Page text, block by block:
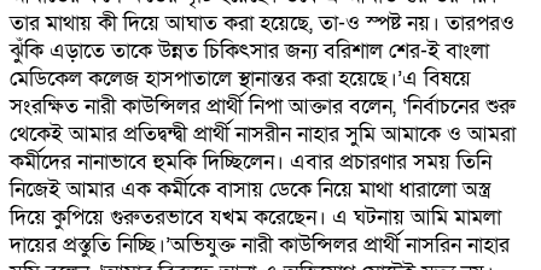
তার মাথায় কী দিয়ে আঘাত করা হয়েছে, তা-ও স্পষ্ট নয়। তারপরও
ঝুঁকি এড়াতে তাকে উন্নত চিকিৎসার জন্য বরিশাল শের-ই বাংলা
মেডিকেল কলেজ হাসপাতালে স্থানান্তর করা হয়েছে।’এ বিষয়ে
সংরক্ষিত নারী কাউন্সিলর প্রার্থী নিপা আক্তার বলেন, ‘নির্বাচনের শুরু
থেকেই আমার প্রতিদ্বন্দ্বী প্রার্থী নাসরীন নাহার সুমি আমাকে ও আমরা
কর্মীদের নানাভাবে হুমকি দিচ্ছিলেন। এবার প্রচারণার সময় তিনি
নিজেই আমার এক কর্মীকে বাসায় ডেকে নিয়ে মাথা ধারালো অস্ত্র
দিয়ে কুপিয়ে গুরুতরভাবে যখম করেছেন। এ ঘটনায় আমি মামলা
দায়ের প্রস্তুতি নিচ্ছি।’অভিযুক্ত নারী কাউন্সিলর প্রার্থী নাসরিন নাহার